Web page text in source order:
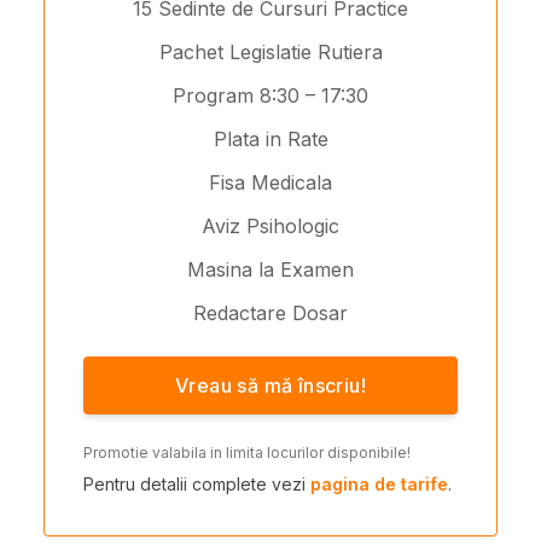
15 Sedinte de Cursuri Practice
Pachet Legislatie Rutiera
Program 8:30 – 17:30
Plata in Rate
Fisa Medicala
Aviz Psihologic
Masina la Examen
Redactare Dosar
Vreau să mă înscriu!
Promotie valabila in limita locurilor disponibile!
Pentru detalii complete vezi pagina de tarife.